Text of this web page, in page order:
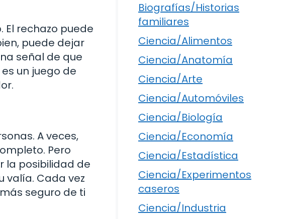
rechazo puede
puede dejar
señal de que
un juego de
A veces,
Pero
la posibilidad de
valía. Cada vez
seguro de ti
Biografías/Historias
familiares
Ciencia/Alimentos
Ciencia/Anatomía
Ciencia/Arte
Ciencia/Automóviles
Ciencia/Biología
Ciencia/Economía
Ciencia/Estadística
Ciencia/Experimentos
caseros
Ciencia/Industria